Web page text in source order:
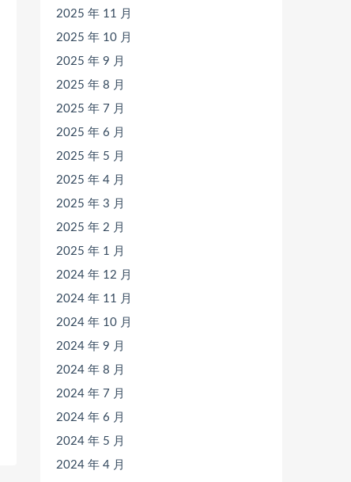
2025 年 11 月
2025 年 10 月
2025 年 9 月
2025 年 8 月
2025 年 7 月
2025 年 6 月
2025 年 5 月
2025 年 4 月
2025 年 3 月
2025 年 2 月
2025 年 1 月
2024 年 12 月
2024 年 11 月
2024 年 10 月
2024 年 9 月
2024 年 8 月
2024 年 7 月
2024 年 6 月
2024 年 5 月
2024 年 4 月